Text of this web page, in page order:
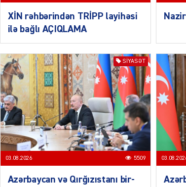
DÜNYA
XİN rəhbərindən TRİPP layihəsi
ilə bağlı AÇIQLAMA
SIYASƏT
03.08.2026 5509
Azərbaycan və Qırğızıstanı bir-